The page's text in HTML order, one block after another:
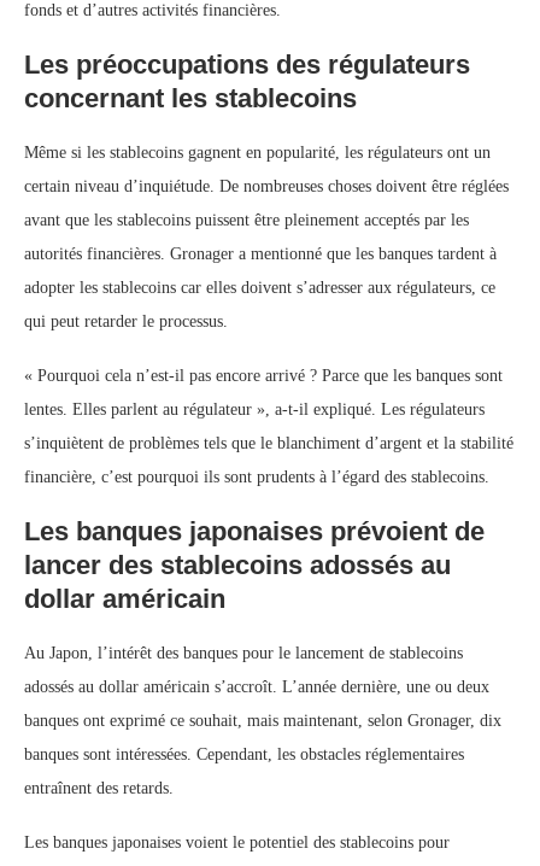
fonds et d’autres activités financières.
Les préoccupations des régulateurs
concernant les stablecoins
Même si les stablecoins gagnent en popularité, les régulateurs ont un
certain niveau d’inquiétude. De nombreuses choses doivent être réglées
avant que les stablecoins puissent être pleinement acceptés par les
autorités financières. Gronager a mentionné que les banques tardent à
adopter les stablecoins car elles doivent s’adresser aux régulateurs, ce
qui peut retarder le processus.
« Pourquoi cela n’est-il pas encore arrivé ? Parce que les banques sont
lentes. Elles parlent au régulateur », a-t-il expliqué. Les régulateurs
s’inquiètent de problèmes tels que le blanchiment d’argent et la stabilité
financière, c’est pourquoi ils sont prudents à l’égard des stablecoins.
Les banques japonaises prévoient de
lancer des stablecoins adossés au
dollar américain
Au Japon, l’intérêt des banques pour le lancement de stablecoins
adossés au dollar américain s’accroît. L’année dernière, une ou deux
banques ont exprimé ce souhait, mais maintenant, selon Gronager, dix
banques sont intéressées. Cependant, les obstacles réglementaires
entraînent des retards.
Les banques japonaises voient le potentiel des stablecoins pour